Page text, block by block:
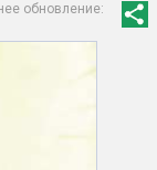
обновление: